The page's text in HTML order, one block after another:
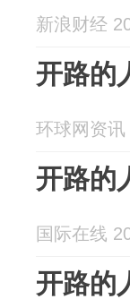
新浪财经
开路的
环球网资
开路的
国际在线
开路的